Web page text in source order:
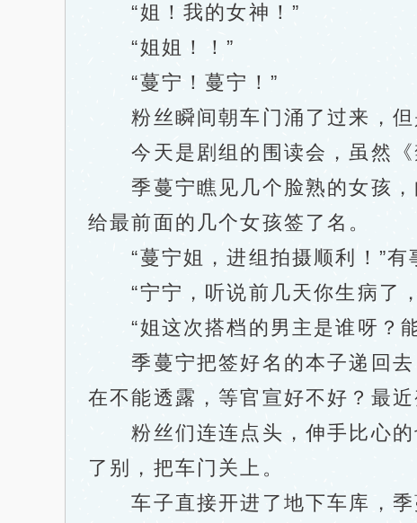
“姐！我的女神！”
“姐姐！！”
“蔓宁！蔓宁！”
粉丝瞬间朝车门涌了过来，但
今天是剧组的围读会，虽然《
季蔓宁瞧见几个脸熟的女孩，
给最前面的几个女孩签了名。
“蔓宁姐，进组拍摄顺利！”有
“宁宁，听说前几天你生病了，
“姐这次搭档的男主是谁呀？能
季蔓宁把签好名的本子递回去
在不能透露，等官宣好不好？最
粉丝们连连点头，伸手比心的
了别，把车门关上。
车子直接开进了地下车库，季